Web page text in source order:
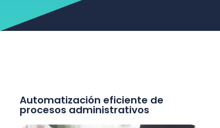
Automatización eficiente de
procesos administrativos